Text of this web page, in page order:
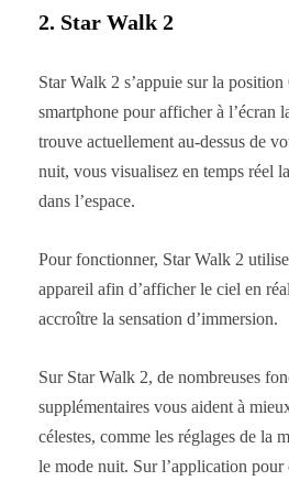
2. Star Walk 2
Star Walk 2 s’appuie sur la
smartphone pour afficher à l’écran
trouve actuellement au-dessus de
nuit, vous visualisez en temps réel
dans l’espace.
Pour fonctionner, Star Walk 2
appareil afin d’afficher le ciel en
accroître la sensation d’immersion.
Sur Star Walk 2, de nombreuses
supplémentaires vous aident à
célestes, comme les réglages de la
le mode nuit. Sur l’application pour